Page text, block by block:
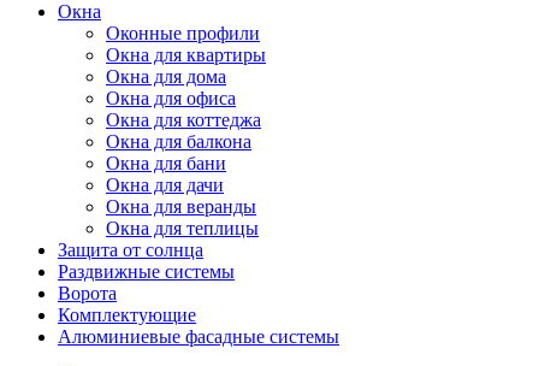
Окна
Оконные профили
Окна для квартиры
Окна для дома
Окна для офиса
Окна для коттеджа
Окна для балкона
Окна для бани
Окна для дачи
Окна для веранды
Окна для теплицы
Защита от солнца
Раздвижные системы
Ворота
Комплектующие
Алюминиевые фасадные системы